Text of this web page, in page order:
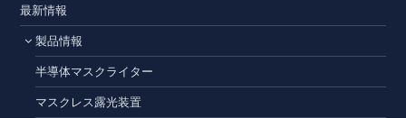
最新情報
製品情報
半導体マスクライター
マスクレス露光装置